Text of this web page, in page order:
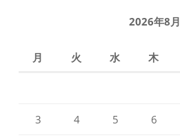
2026年8月
月 火 水 木
3 4 5 6